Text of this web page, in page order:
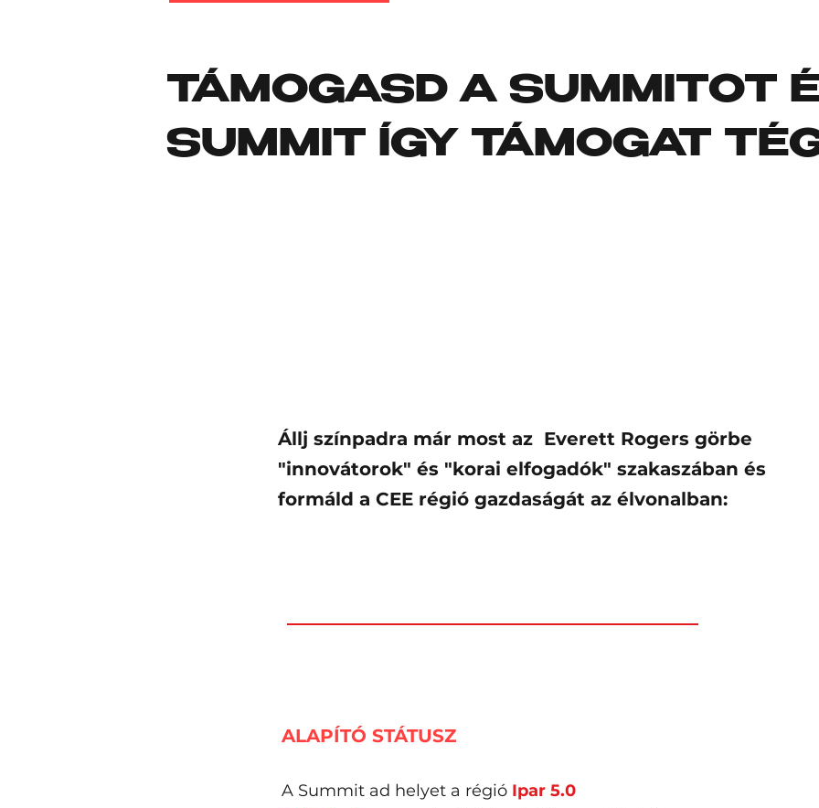
TÁMOGASD A SUMMITOT
SUMMIT ÍGY TÁMOGAT
Állj színpadra már most az Everett Rogers görbe
"innovátorok" és "korai elfogadók" szakaszában és
formáld a CEE régió gazdaságát az élvonalban:
ALAPÍTÓ STÁTUSZ
A Summit ad helyet a régió Ipar 5.0